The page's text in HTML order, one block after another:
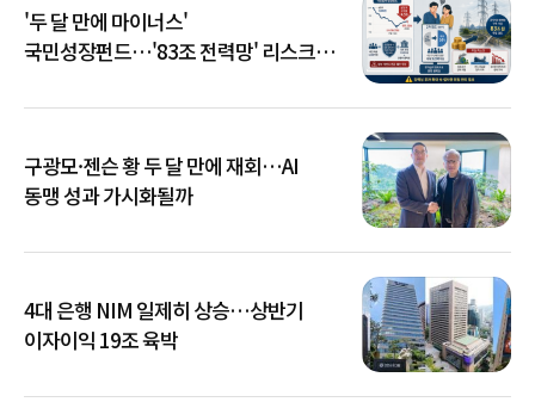
'두 달 만에 마이너스'
국민성장펀드…'83조 전력망' 리스크
구광모·젠슨 황 두 달 만에 재회…AI
동맹 성과 가시화될까
4대 은행 NIM 일제히 상승…상반기
이자이익 19조 육박